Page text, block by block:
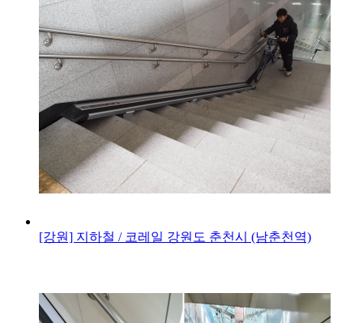
[강원] 지하철 / 코레일 강원도 춘천시 (남춘천역)